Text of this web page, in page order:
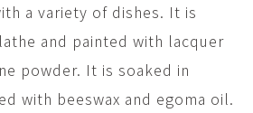
a variety of dishes. It is
and painted with lacquer
powder. It is soaked in
with beeswax and egoma oil.